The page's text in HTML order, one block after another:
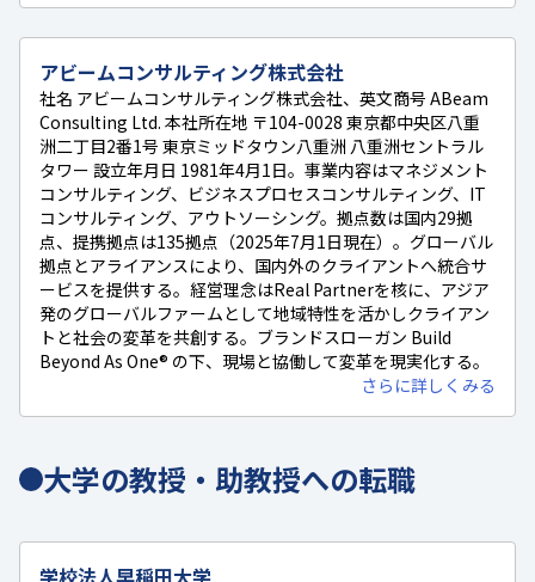
アビームコンサルティング株式会社
社名 アビームコンサルティング株式会社、英文商号 ABeam
Consulting Ltd. 本社所在地 〒104-0028 東京都中央区八重
洲二丁目2番1号 東京ミッドタウン八重洲 八重洲セントラル
タワー 設立年月日 1981年4月1日。事業内容はマネジメント
コンサルティング、ビジネスプロセスコンサルティング、IT
コンサルティング、アウトソーシング。拠点数は国内29拠
点、提携拠点は135拠点（2025年7月1日現在）。グローバル
拠点とアライアンスにより、国内外のクライアントへ統合サ
ービスを提供する。経営理念はReal Partnerを核に、アジア
発のグローバルファームとして地域特性を活かしクライアン
トと社会の変革を共創する。ブランドスローガン Build
Beyond As One® の下、現場と協働して変革を現実化する。
さらに詳しくみる
大学の教授・助教授への転職
学校法人早稲田大学